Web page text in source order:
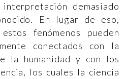
demasiado
En lugar de eso,
fenómenos pueden
conectados con la
la humanidad y con los
los cuales la ciencia